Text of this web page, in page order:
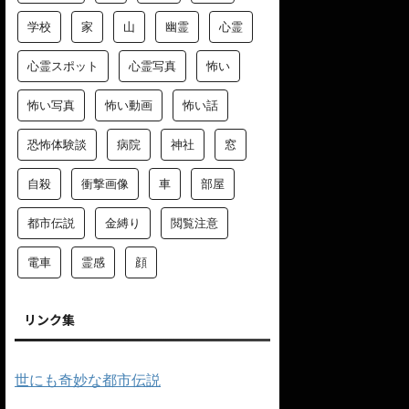
学校 家 山 幽霊 心霊
心霊スポット 心霊写真 怖い
怖い写真 怖い動画 怖い話
恐怖体験談 病院 神社 窓
自殺 衝撃画像 車 部屋
都市伝説 金縛り 閲覧注意
電車 霊感 顔
リンク集
世にも奇妙な都市伝説